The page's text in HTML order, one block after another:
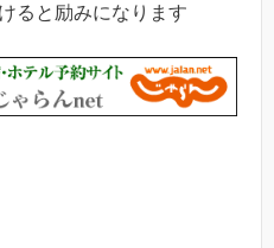
ると励みになります